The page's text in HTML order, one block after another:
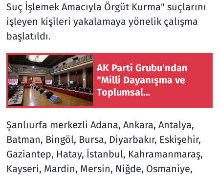
Suç İşlemek Amacıyla Örgüt Kurma" suçlarını
işleyen kişileri yakalamaya yönelik çalışma
başlatıldı.
AK Parti Grubu'ndan
"Milli Dayanışma ve
Toplumsal
Kanun Teklifi"
toplantısı
Şanlıurfa merkezli Adana, Ankara, Antalya,
Batman, Bingöl, Bursa, Diyarbakır, Eskişehir,
Gaziantep, Hatay, İstanbul, Kahramanmaraş,
Kayseri, Mardin, Mersin, Niğde, Osmaniye,